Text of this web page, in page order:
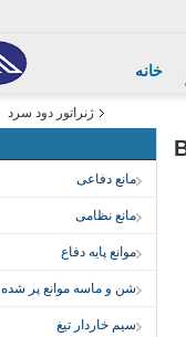
خانه
ژنراتور دود سرد
مانع دفاعی
مانع نظامی
موانع پایه دفاع
شن و ماسه موانع پر شده
سیم خاردار تیغ